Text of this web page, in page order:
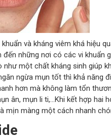
và kháng viêm khá hiệu
những nơi có các vi khuẩn
một chất kháng sinh giúp
ngừa mụn tốt thì khả năng
hơn mà không làm tổn
ân, mụn li ti,…Khi kết hợp hai
mịn màng một cách nhanh